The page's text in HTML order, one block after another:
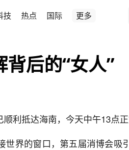
技 热点 国际 更多
后的“女人”
利抵达海南，今天中午13点
世界的窗口，第五届消博会吸